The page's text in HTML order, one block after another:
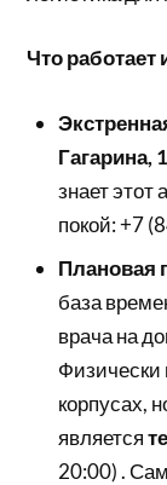
Что работает
Гагарина,
знает
покой: +7
Плановая
база
врача на
Физически
корпусах,
является
20:00) .